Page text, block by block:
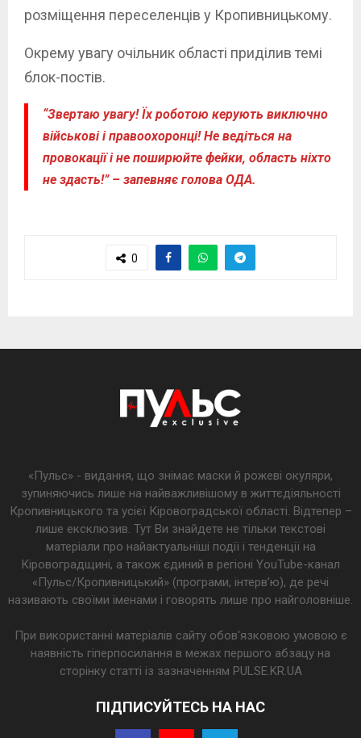
розміщення переселенців у Кропивницькому.
Окрему увагу очільник області приділив темі
блок-постів.
“Звертаю увагу! Їх роботою керують виключно
військові і правоохоронці! Не ведіться на
провокації і не поширюйте фейки, область ніхто
не здасть!” – запевняє голова ОДА.
0
«Пульс» - видання, що знімає маски й рожеві окуляри,
зупиняючись лише на найважливішому в життєдіяльності
Кропивницького та усієї Кіровоградської області. Відтепер –
лише ексклюзив. Тут Ви знайдете не тільки текстові
матеріали про найактуальніші події і тенденції на
Кіровоградщині, а також єдиний в регіоні YouTube-канал
«Пульс/Кропивницький» (програми, інтерв’ю), де речі
називають своїми іменами і говорять лише про найголовніше.
При використанні матеріалів сайту обов'язковою умовою є
наявність гіперпосилання в межах першого абзацу на
сторінку статті із зазначенням PULSE.KR.UA
ПІДПИСУЙТЕСЬ НА НАС